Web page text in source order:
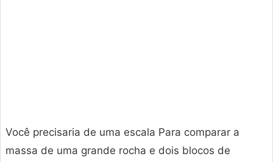
Você precisaria de uma escala Para comparar a
massa de uma grande rocha e dois blocos de